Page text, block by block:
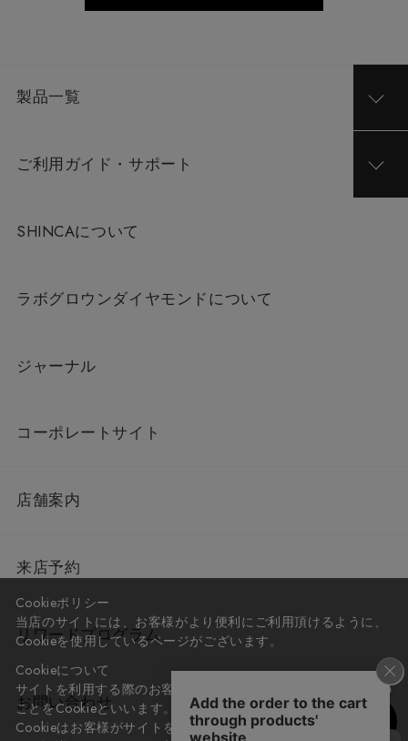
製品一覧
ご利用ガイド・サポート
SHINCAについて
ラボグロウンダイヤモンドについて
ジャーナル
コーポレートサイト
店舗案内
来店予約
リワードプログラム
お問い合わせ
Cookieポリシー
当店のサイトには、お客様がより便利にご利用頂けるように、
Cookieを使用しているページがございます。
Cookieについて
サイトを利用する際のお客様情報をPC上で記録管理する技術の
ことをCookieといいます。
Cookieはお客様がサイトを再訪問された際に、お客様のデバイ